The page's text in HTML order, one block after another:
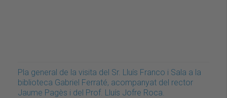
Pla general de la visita del Sr. Lluís Franco i Sala a la
biblioteca Gabriel Ferraté, acompanyat del rector
Jaume Pagès i del Prof. Lluís Jofre Roca.